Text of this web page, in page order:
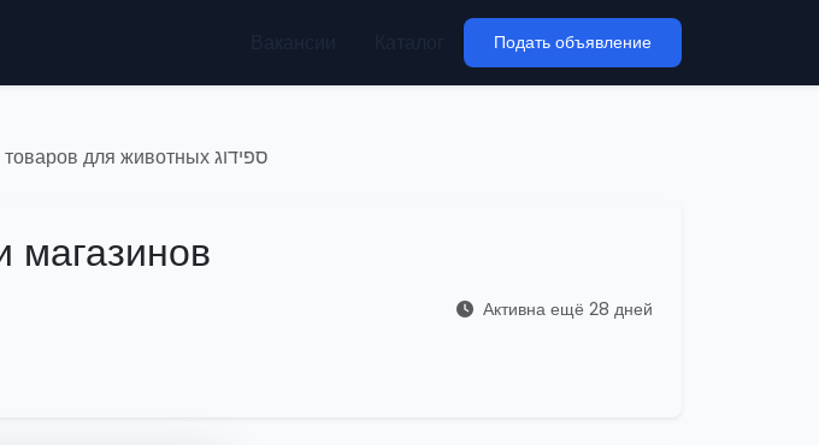
Подать объявление
Требуется СММ менеджер для сети магазинов товаров для животных ספידוג
Активна ещё 28 дней